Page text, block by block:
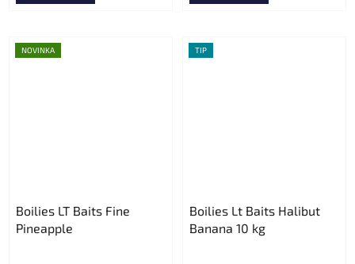
NOVINKA
Boilies LT Baits Fine
Pineapple
TIP
Boilies Lt Baits Halibut
Banana 10 kg